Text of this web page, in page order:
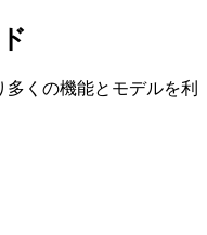
くの機能とモデルを利